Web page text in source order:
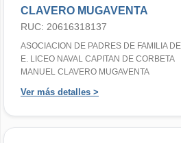
CLAVERO MUGAVENTA
RUC: 20616318137
ASOCIACION DE PADRES DE FAMILIA
E. LICEO NAVAL CAPITAN DE CORBETA
MANUEL CLAVERO MUGAVENTA
Ver más detalles >